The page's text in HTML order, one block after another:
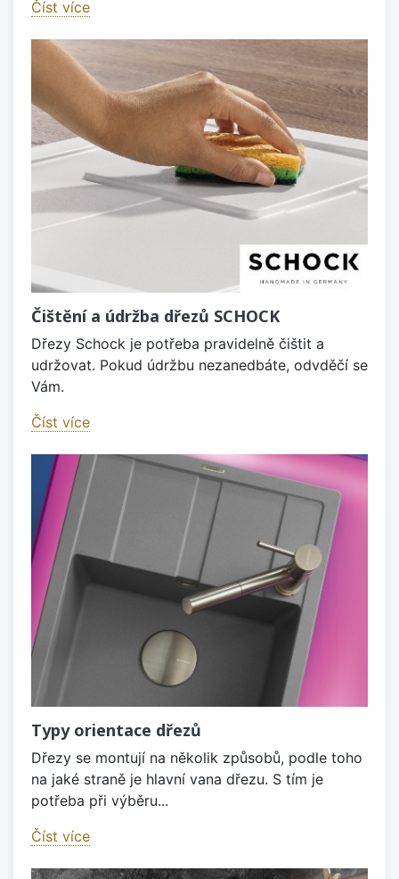
Číst více
Čištění a údržba dřezů SCHOCK
Dřezy Schock je potřeba pravidelně čištit a
udržovat. Pokud údržbu nezanedbáte, odvděčí se
Vám.
Číst více
Typy orientace dřezů
Dřezy se montují na několik způsobů, podle toho
na jaké straně je hlavní vana dřezu. S tím je
potřeba při výběru...
Číst více